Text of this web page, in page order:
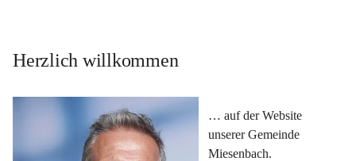
Herzlich willkommen
… auf der Website
unserer Gemeinde
Miesenbach.